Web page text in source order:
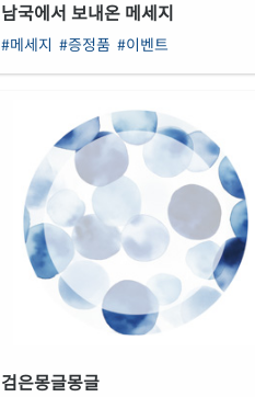
남국에서 보내온 메세지
#메세지 #증정품 #이벤트
검은몽글몽글